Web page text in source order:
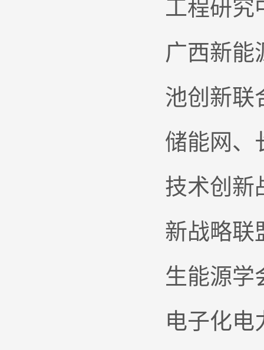
工程研究
广西新能
池创新联
储能网、
技术创新
新战略联
生能源学
电子化电